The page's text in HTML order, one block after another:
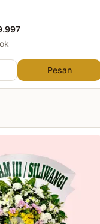
Pesan